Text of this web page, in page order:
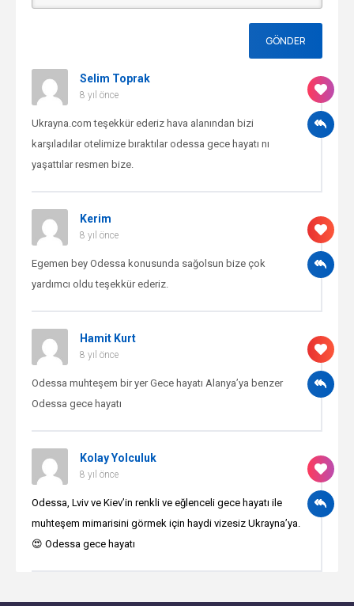
Selim Toprak
8 yıl önce
Ukrayna.com teşekkür ederiz hava alanından bizi
karşıladılar otelimize bıraktılar odessa gece hayatı nı
yaşattılar resmen bize.
Kerim
8 yıl önce
Egemen bey Odessa konusunda sağolsun bize çok
yardımcı oldu teşekkür ederiz.
Hamit Kurt
8 yıl önce
Odessa muhteşem bir yer Gece hayatı Alanya’ya benzer
Odessa gece hayatı
Kolay Yolculuk
8 yıl önce
Odessa, Lviv ve Kiev’in renkli ve eğlenceli gece hayatı ile
muhteşem mimarisini görmek için haydi vizesiz Ukrayna’ya.
😍 Odessa gece hayatı